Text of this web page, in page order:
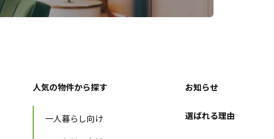
人気の物件から探す
一人暮らし向け
お知らせ
選ばれる理由